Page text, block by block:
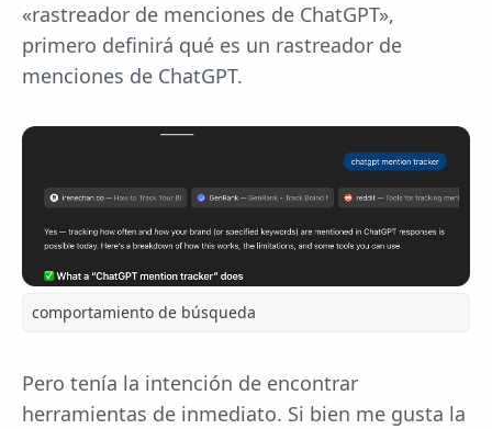
«rastreador de menciones de ChatGPT»,
primero definirá qué es un rastreador de
menciones de ChatGPT.
comportamiento de búsqueda
Pero tenía la intención de encontrar
herramientas de inmediato. Si bien me gusta la